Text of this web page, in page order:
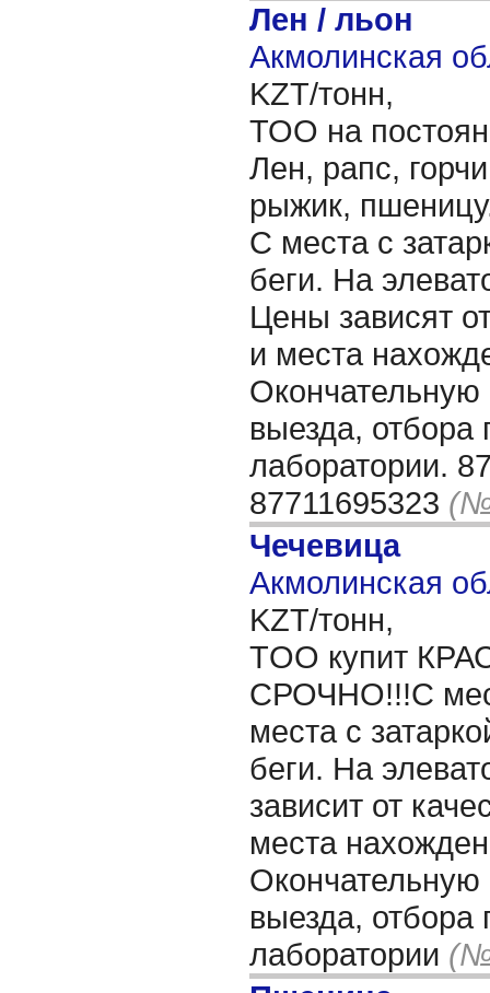
Лен / льон
Акмолинская
KZT/тонн,
ТОО на
Лен, рапс,
рыжик,
С места с
беги. На
Цены зависят
и места
выезда, отбора
лаборатории.
87711695323
Чечевица
Акмолинская
KZT/тонн,
ТOO купит
СРОЧНО!!!С
места с
беги. На
зависит от
места
выезда, отбора
лаборатории